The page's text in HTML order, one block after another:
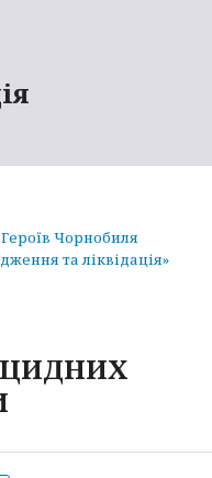
Чорнобиля
та ліквідація»